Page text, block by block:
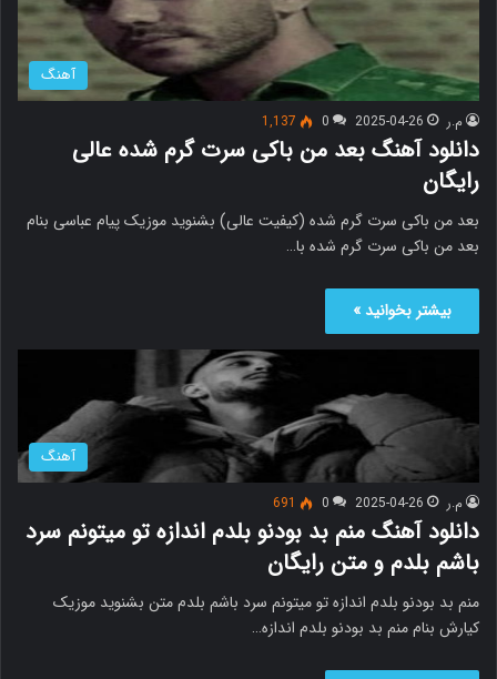
آهنگ
م.ر 2025-04-26
0
1,137
دانلود آهنگ بعد من باکی سرت گرم شده عالی
رایگان
بعد من باکی سرت گرم شده (کیفیت عالی) بشنوید موزیک پیام عباسی بنام
بعد من باکی سرت گرم شده با…
بیشتر بخوانید »
آهنگ
م.ر 2025-04-26
0
691
دانلود آهنگ منم بد بودنو بلدم اندازه تو میتونم سرد
باشم بلدم و متن رایگان
منم بد بودنو بلدم اندازه تو میتونم سرد باشم بلدم متن بشنوید موزیک
کیارش بنام منم بد بودنو بلدم اندازه…